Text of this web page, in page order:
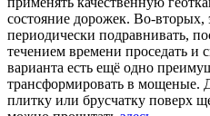
состояние дорожек. Во-
периодически подравнивать,
течением времени проседать и
варианта есть ещё одно
трансформировать в мощеные.
плитку или брусчатку поверх